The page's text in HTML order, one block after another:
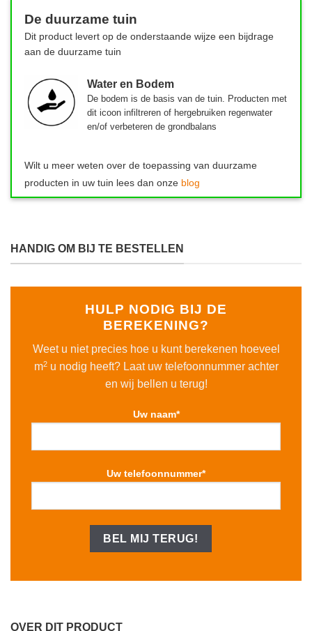
De duurzame tuin
Dit product levert op de onderstaande wijze een bijdrage
aan de duurzame tuin
Water en Bodem
De bodem is de basis van de tuin.
Producten met
dit icoon infiltreren of hergebruiken regenwater
en/of verbeteren de grondbalans
Wilt u meer weten over de toepassing van duurzame
producten in uw tuin lees dan onze blog
HANDIG OM BIJ TE BESTELLEN
HULP NODIG BIJ DE
BEREKENING?
Weet u niet precies hoe u kunt berekenen hoeveel
m2u nodig heeft? Laat uw telefoonnummer achter
en wij bellen u terug!
Uw naam*
Uw telefoonnummer*
OVER DIT PRODUCT